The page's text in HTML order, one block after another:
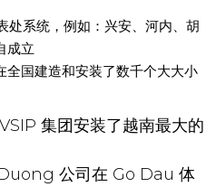
处系统，例如：兴安、河内、胡
成立
国建造和安装了数千个大大小
集团安装了越南最大的
公司在 Go Dau 体